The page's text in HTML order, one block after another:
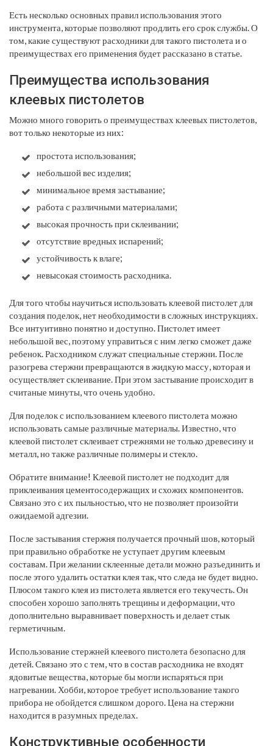
Есть несколько основных правил использования этого
инструмента, которые позволяют продлить его срок службы. О
том, какие существуют расходники для такого пистолета и о
преимуществах его применения будет рассказано в статье.
Преимущества использования
клеевых пистолетов
Можно много говорить о преимуществах клеевых пистолетов,
вот только некоторые из них:
простота использования;
небольшой вес изделия;
минимальное время застывание;
работа с различными материалами;
высокая прочность при склеивании;
отсутствие вредных испарений;
устойчивость к влаге;
невысокая стоимость расходника.
Для того чтобы научиться использовать клеевой пистолет для
создания поделок, нет необходимости в сложных инструкциях.
Все интуитивно понятно и доступно. Пистолет имеет
небольшой вес, поэтому управиться с ним легко сможет даже
ребенок. Расходником служат специальные стержни. После
разогрева стержни превращаются в жидкую массу, которая и
осуществляет склеивание. При этом застывание происходит в
считаные минуты, что очень удобно.
Для поделок с использованием клеевого пистолета можно
использовать самые различные материалы. Известно, что
клеевой пистолет склеивает стрежнями не только древесину и
металл, но также различные полимеры и стекло.
Обратите внимание! Клеевой пистолет не подходит для
приклеивания цементосодержащих и схожих компонентов.
Связано это с их пыльностью, что не позволяет произойти
ожидаемой адгезии.
После застывания стержня получается прочный шов, который
при правильно обработке не уступает другим клеевым
составам. При желании склеенные детали можно разъединить и
после этого удалить остатки клея так, что следа не будет видно.
Плюсом такого клея из пистолета является его текучесть. Он
способен хорошо заполнять трещины и деформации, что
дополнительно выравнивает поверхность и делает стык
герметичным.
Использование стержней клеевого пистолета безопасно для
детей. Связано это с тем, что в состав расходника не входят
ядовитые вещества, которые бы могли испаряться при
нагревании. Хобби, которое требует использование такого
прибора не обойдется слишком дорого. Цена на стержни
находится в разумных пределах.
Конструктивные особенности